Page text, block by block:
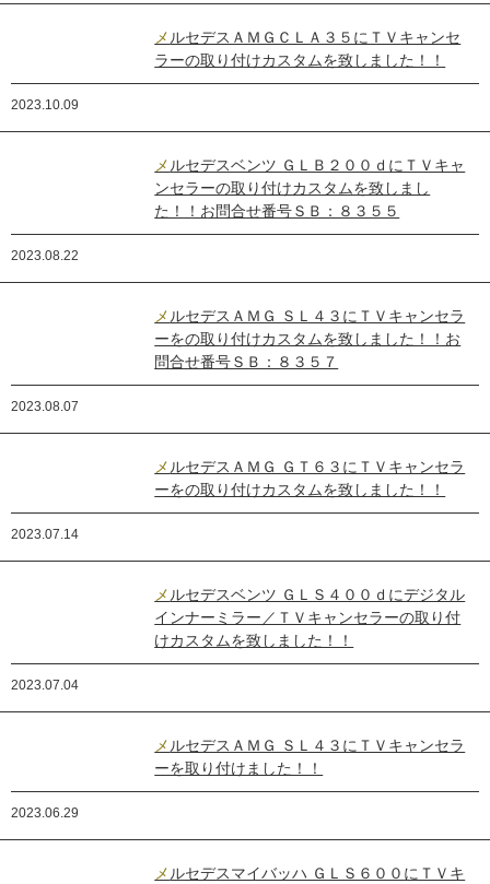
メルセデスＡＭＧＣＬＡ３５にＴＶキャンセ
ラーの取り付けカスタムを致しました！！
2023.10.09
メルセデスベンツ ＧＬＢ２００ｄにＴＶキャ
ンセラーの取り付けカスタムを致しまし
た！！お問合せ番号ＳＢ：８３５５
2023.08.22
メルセデスＡＭＧ ＳＬ４３にＴＶキャンセラ
ーをの取り付けカスタムを致しました！！お
問合せ番号ＳＢ：８３５７
2023.08.07
メルセデスＡＭＧ ＧＴ６３にＴＶキャンセラ
ーをの取り付けカスタムを致しました！！
2023.07.14
メルセデスベンツ ＧＬＳ４００ｄにデジタル
インナーミラー／ＴＶキャンセラーの取り付
けカスタムを致しました！！
2023.07.04
メルセデスＡＭＧ ＳＬ４３にＴＶキャンセラ
ーを取り付けました！！
2023.06.29
メルセデスマイバッハ ＧＬＳ６００にＴＶキ